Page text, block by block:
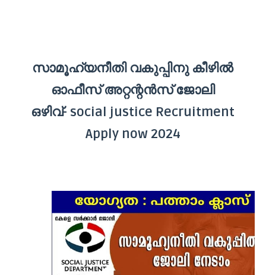
സാമൂഹ്യനീതി വകുപ്പിനു കീഴിൽ
ഓഫീസ് അറ്റന്റൻസ് ജോലി
ഒഴിവ്- social justice Recruitment
Apply now 2024